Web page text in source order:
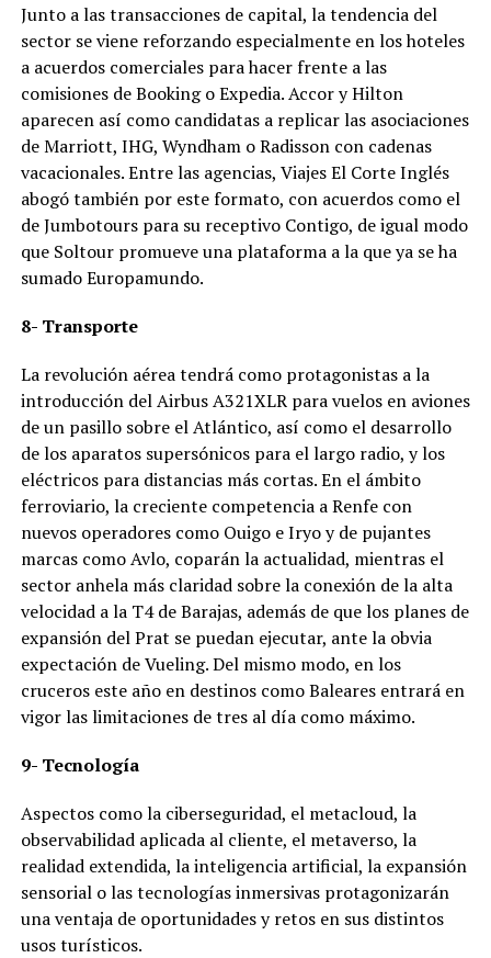
Junto a las transacciones de capital, la tendencia del
sector se viene reforzando especialmente en los hoteles
a acuerdos comerciales para hacer frente a las
comisiones de Booking o Expedia. Accor y Hilton
aparecen así como candidatas a replicar las asociaciones
de Marriott, IHG, Wyndham o Radisson con cadenas
vacacionales. Entre las agencias, Viajes El Corte Inglés
abogó también por este formato, con acuerdos como el
de Jumbotours para su receptivo Contigo, de igual modo
que Soltour promueve una plataforma a la que ya se ha
sumado Europamundo.
8- Transporte
La revolución aérea tendrá como protagonistas a la
introducción del Airbus A321XLR para vuelos en aviones
de un pasillo sobre el Atlántico, así como el desarrollo
de los aparatos supersónicos para el largo radio, y los
eléctricos para distancias más cortas. En el ámbito
ferroviario, la creciente competencia a Renfe con
nuevos operadores como Ouigo e Iryo y de pujantes
marcas como Avlo, coparán la actualidad, mientras el
sector anhela más claridad sobre la conexión de la alta
velocidad a la T4 de Barajas, además de que los planes de
expansión del Prat se puedan ejecutar, ante la obvia
expectación de Vueling. Del mismo modo, en los
cruceros este año en destinos como Baleares entrará en
vigor las limitaciones de tres al día como máximo.
9- Tecnología
Aspectos como la ciberseguridad, el metacloud, la
observabilidad aplicada al cliente, el metaverso, la
realidad extendida, la inteligencia artificial, la expansión
sensorial o las tecnologías inmersivas protagonizarán
una ventaja de oportunidades y retos en sus distintos
usos turísticos.